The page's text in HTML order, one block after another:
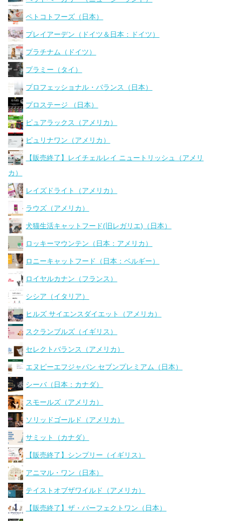
ペトコトフーズ（日本）
プレイアーデン（ドイツ＆日本：ドイツ）
プラチナム（ドイツ）
プラミー（タイ）
プロフェッショナル・バランス（日本）
プロステージ （日本）
ピュアラックス（アメリカ）
ピュリナワン（アメリカ）
【販売終了】レイチェルレイ ニュートリッシュ（アメリ
カ）
レイズドライト（アメリカ）
ラウズ（アメリカ）
犬猫生活キャットフード(旧レガリエ)（日本）
ロッキーマウンテン（日本：アメリカ）
ロニーキャットフード（日本：ベルギー）
ロイヤルカナン（フランス）
シシア（イタリア）
ヒルズ サイエンスダイエット（アメリカ）
スクランブルズ（イギリス）
セレクトバランス（アメリカ）
エヌピーエフジャパン セブンプレミアム（日本）
シーバ（日本：カナダ）
スモールズ（アメリカ）
ソリッドゴールド（アメリカ）
サミット（カナダ）
【販売終了】シンプリー（イギリス）
アニマル・ワン（日本）
テイストオブザワイルド（アメリカ）
【販売終了】ザ・パーフェクトワン（日本）